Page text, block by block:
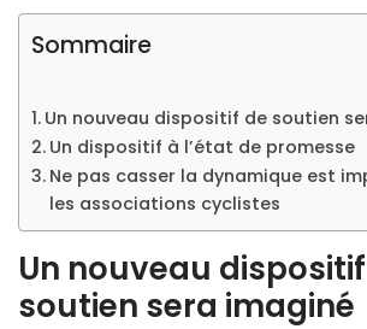
Sommaire
Un nouveau dispositif de soutien
Un dispositif à l’état de promesse
Ne pas casser la dynamique est
les associations cyclistes
Un nouveau
soutien sera imaginé